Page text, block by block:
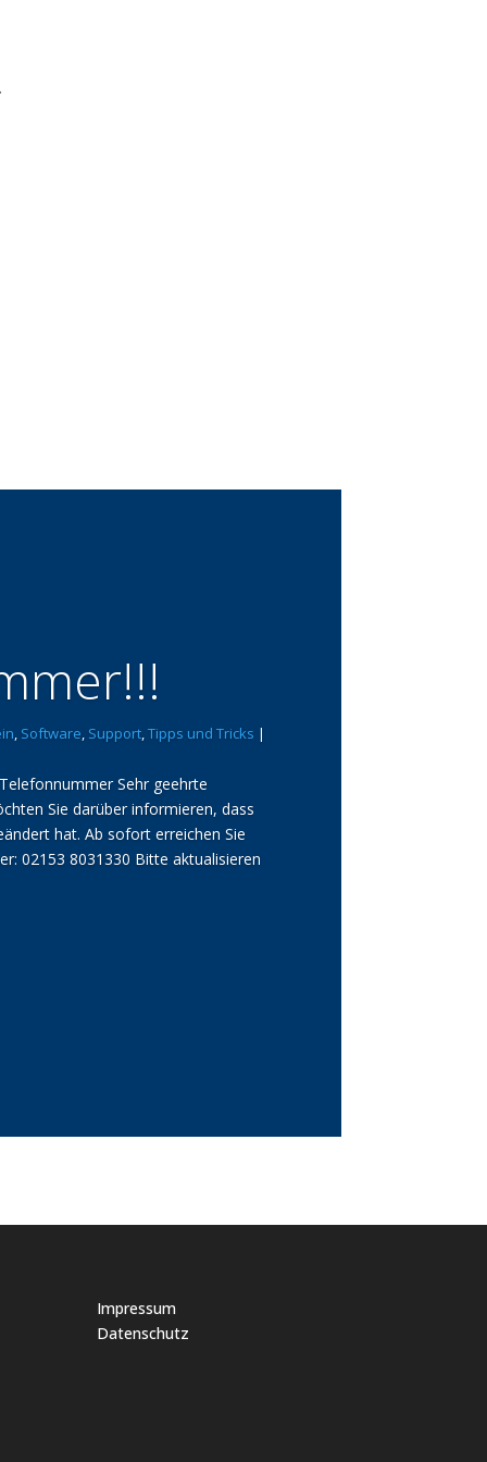
, Software, Support,Tipps und Tricks |
Sehr geehrte
Sie darüber informieren, dass
hat. Ab sofort erreichen Sie
02153 8031330 Bitte aktualisieren
Impressum
Datenschutz